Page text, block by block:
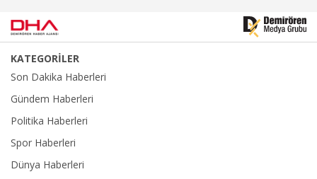
KATEGORİLER
Son Dakika Haberleri
Gündem Haberleri
Politika Haberleri
Spor Haberleri
Dünya Haberleri